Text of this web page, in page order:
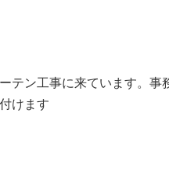
テン工事に来ています。
けます